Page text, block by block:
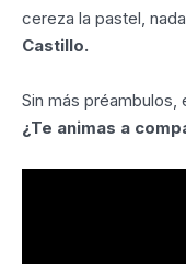
cereza la pastel,
Castillo.
Sin más préambulos,
¿Te animas a